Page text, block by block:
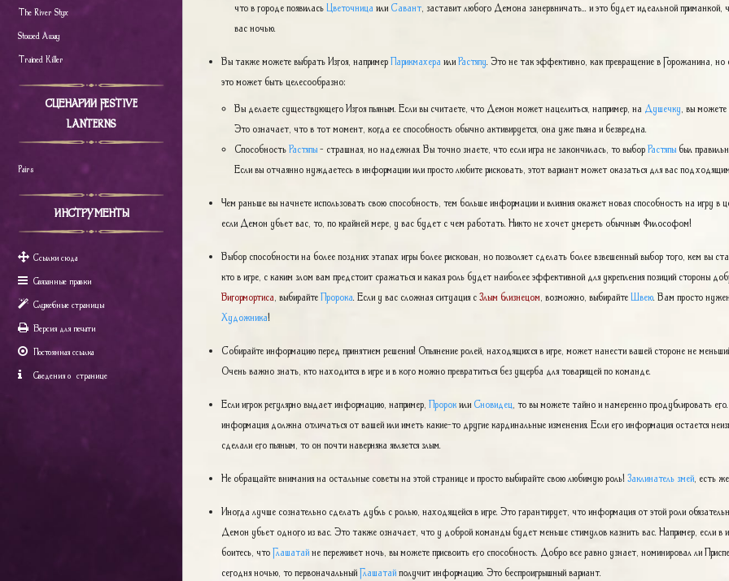
The River Styx
Stowed Away
Trained Killer
СЦЕНАРИИ FESTIVE
LANTERNS
Pairs
ИНСТРУМЕНТЫ
Ссылки сюда
Связанные правки
Служебные страницы
Версия для печати
Постоянная ссылка
Сведения о странице
что в городе появиласьЦветочница или Савант , заставит любого Демона занервничать... и это будет идеальной
вас ночью.
Вы также можете выбрать Изгоя, напримерПарикмахера илиРастяпу . Это не так эффективно, как превращение в Горожанина, но
это может быть целесообразно:
Вы делаете существующего Изгоя пьяным. Если вы считаете, что Демон может нацелиться, например, на Душечку , вы можете
Это означает, что в тот момент, когда ее способность обычно активируется, она уже пьяна и безвредна.
СпособностьРастяпы- страшная, но надежная. Вы точно знаете, что если игра не закончилась, то выборРастяпы был
Если вы отчаянно нуждаетесь в информации или просто любите рисковать, этот вариант может оказаться для вас
Чем раньше вы начнете использовать свою способность, тем больше информации и влияния окажет новая способность на игру
если Демон убьет вас, то, по крайней мере, у вас будет с чем работать. Никто не хочет умереть обычным Философом!
Выбор способности на более поздних этапах игры более рискован, но позволяет сделать более взвешенный выбор того, кем вы
кто в игре, с каким злом вам предстоит сражаться и какая роль будет наиболее эффективной для укрепления позиций стороны
Вигормортиса , выбирайтеПророка . Если у вас сложная ситуация сЗлым близнецом , возможно, выбирайтеШвею . Вам просто
Художника!
Собирайте информацию перед принятием решения! Опьянение ролей, находящихся в игре, может нанести вашей стороне не
Очень важно знать, кто находится в игре и в кого можно превратиться без ущерба для товарищей по команде.
Если игрок регулярно выдает информацию, например,Пророкили Сновидец , то вы можете тайно и намеренно продублировать
информация должна отличаться от вашей или иметь какие-то другие кардинальные изменения. Если его информация остается
сделали его пьяным, то он почти наверняка является злым.
Не обращайте внимания на остальные советы на этой странице и просто выбирайте свою любимую роль!Заклинатель змей , есть
Иногда лучше сознательно сделать дубль с ролью, находящейся в игре. Это гарантирует, что информация от этой роли
Демон убьет одного из вас. Это также означает, что у доброй команды будет меньше стимулов казнить вас. Например, если в
боитесь, чтоГлашатайне переживет ночь, вы можете присвоить его способность. Добро все равно узнает, номинировал ли
сегодня ночью, то первоначальныйГлашатайполучит информацию. Это беспроигрышный вариант.